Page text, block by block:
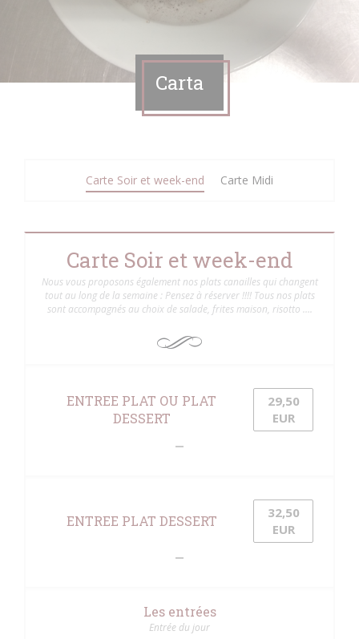
Carta
Carte Soir et week-end Carte Midi
Carte Soir et week-end
Nous vous proposons également nos plats canailles qui changent
tout au long de la semaine : Pensez à réserver !!!! Tous nos plats
sont accompagnés au choix de salade, frites maison, risotto ….
ENTREE PLAT OU PLAT
DESSERT
29,50
EUR
ENTREE PLAT DESSERT
32,50
EUR
Les entrées
Entrée du jour